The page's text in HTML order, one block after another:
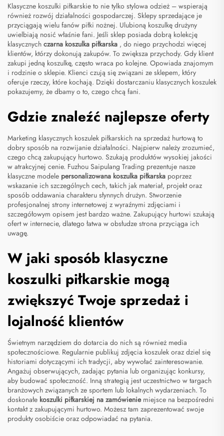
Klasyczne koszulki piłkarskie to nie tylko stylowa odzież – wspierają
również rozwój działalności gospodarczej. Sklepy sprzedające je
przyciągają wielu fanów piłki nożnej. Ulubioną koszulkę drużyny
uwielbiają nosić właśnie fani. Jeśli sklep posiada dobrą kolekcję
klasycznych czarna koszulka piłkarska , do niego przychodzi więcej
klientów, którzy dokonują zakupów. To zwiększa przychody. Gdy klient
zakupi jedną koszulkę, często wraca po kolejne. Opowiada znajomym
i rodzinie o sklepie. Klienci czują się związani ze sklepem, który
oferuje rzeczy, które kochają. Dzięki dostarczaniu klasycznych koszulek
pokazujemy, że dbamy o to, czego chcą fani.
Gdzie znaleźć najlepsze oferty
Marketing klasycznych koszulek piłkarskich na sprzedaż hurtową to
dobry sposób na rozwijanie działalności. Najpierw należy zrozumieć,
czego chcą zakupujący hurtowo. Szukają produktów wysokiej jakości
w atrakcyjnej cenie. Fuzhou Saipulang Trading prezentuje nasze
klasyczne modele personalizowana koszulka piłkarska poprzez
wskazanie ich szczególnych cech, takich jak materiał, projekt oraz
sposób oddawania charakteru słynnych drużyn. Stworzenie
profesjonalnej strony internetowej z wyraźnymi zdjęciami i
szczegółowym opisem jest bardzo ważne. Zakupujący hurtowi szukają
ofert w internecie, dlatego łatwa w obsłudze strona przyciąga ich
uwagę.
W jaki sposób klasyczne
koszulki piłkarskie mogą
zwiększyć Twoje sprzedaż i
lojalność klientów
Świetnym narzędziem do dotarcia do nich są również media
społecznościowe. Regularnie publikuj zdjęcia koszulek oraz dziel się
historiami dotyczącymi ich tradycji, aby wywołać zainteresowanie.
Angażuj obserwujących, zadając pytania lub organizując konkursy,
aby budować społeczność. Inną strategią jest uczestnictwo w targach
branżowych związanych ze sportem lub lokalnych wydarzeniach. To
doskonałe koszulki piłkarskiej na zamówienie miejsce na bezpośredni
kontakt z zakupującymi hurtowo. Możesz tam zaprezentować swoje
produkty osobiście oraz odpowiadać na pytania.